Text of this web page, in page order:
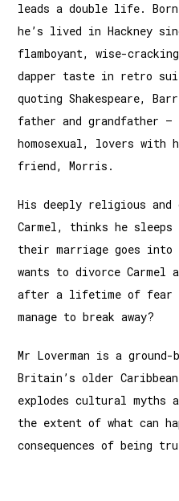
leads a double life.
he’s lived in Hackney
flamboyant, wise-
dapper taste in retro
quoting Shakespeare,
father and grandfather
homosexual, lovers with
friend, Morris.
His deeply religious and
Carmel, thinks he sleeps
their marriage goes into
wants to divorce
after a lifetime of fear
manage to break away?
Mr Loverman is a
Britain’s older
explodes cultural myths
the extent of what can
consequences of being